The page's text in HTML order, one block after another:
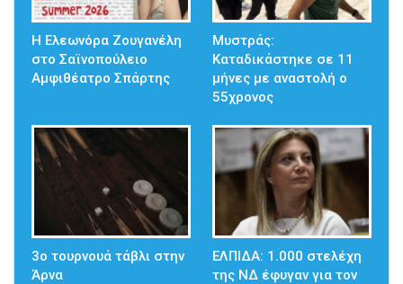
Η Ελεωνόρα Ζουγανέλη
στο Σαϊνοπούλειο
Αμφιθέατρο Σπάρτης
Μυστράς:
Καταδικάστηκε σε 11
μήνες με αναστολή ο
55χρονος
3ο τουρνουά τάβλι στην
Άρνα
ΕΛΠΙΔΑ: 1.000 στελέχη
της ΝΔ έφυγαν για τον